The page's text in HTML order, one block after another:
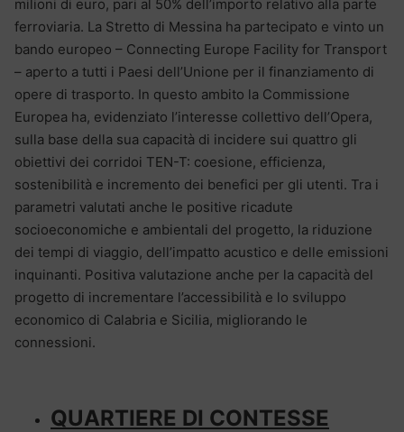
milioni di euro, pari al 50% dell’importo relativo alla parte
ferroviaria. La Stretto di Messina ha partecipato e vinto un
bando europeo – Connecting Europe Facility for Transport
– aperto a tutti i Paesi dell’Unione per il finanziamento di
opere di trasporto. In questo ambito la Commissione
Europea ha, evidenziato l’interesse collettivo dell’Opera,
sulla base della sua capacità di incidere sui quattro gli
obiettivi dei corridoi TEN-T: coesione, efficienza,
sostenibilità e incremento dei benefici per gli utenti. Tra i
parametri valutati anche le positive ricadute
socioeconomiche e ambientali del progetto, la riduzione
dei tempi di viaggio, dell’impatto acustico e delle emissioni
inquinanti. Positiva valutazione anche per la capacità del
progetto di incrementare l’accessibilità e lo sviluppo
economico di Calabria e Sicilia, migliorando le
connessioni.
QUARTIERE DI CONTESSE